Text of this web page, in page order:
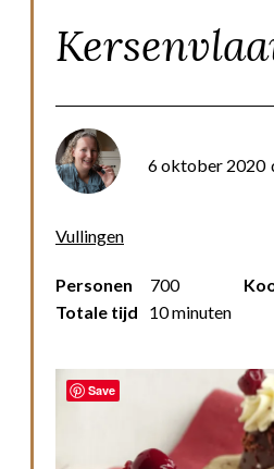
6 oktober 2020
Vullingen
Personen 700
Totale tijd
10 minuten
Save